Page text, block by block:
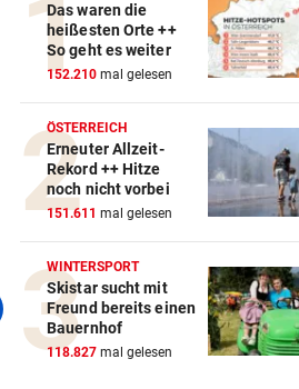
„KRONE“-INTERVIEW vor
Bibiza: „Der Vergleich mit
ist mir egal“
HUNDERTE VORWÜRFE vor
So stehen Ermittlungen im
„SOS-Kinderdorf“
„Wir sind froh, aber Alex
nicht zurück!“
PROJEKT IN OHLSDORF vor
19 Hektar Wald gerodet:
Das waren die
heißesten Orte ++
So geht es weiter
152.210 mal gelesen
ÖSTERREICH
Erneuter Allzeit-
Rekord ++ Hitze
noch nicht vorbei
151.611 mal gelesen
WINTERSPORT
Skistar sucht mit
Freund bereits einen
Bauernhof
118.827 mal gelesen